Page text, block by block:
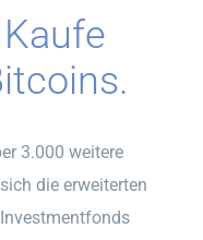
3.000 weitere
die erweiterten